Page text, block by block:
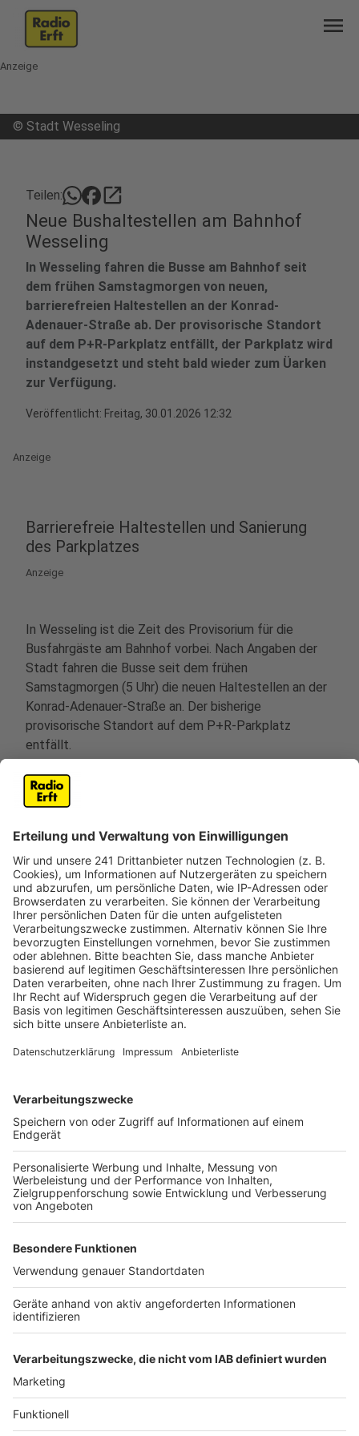
menu
Anzeige
© Stadt Wesseling
Teilen: open_in_new
Neue Bushaltestellen am Bahnhof
Wesseling
In Wesseling fahren die Busse am Bahnhof seit
dem frühen Samstagmorgen von neuen,
barrierefreien Haltestellen an der Konrad-
Adenauer-Straße ab. Der provisorische Standort
auf dem P+R-Parkplatz entfällt, der Parkplatz wird
instandgesetzt und steht bald wieder zum Üarken
zur Verfügung.
Veröffentlicht: Freitag, 30.01.2026 12:32
Anzeige
Barrierefreie Haltestellen und Sanierung
des Parkplatzes
Anzeige
In Wesseling ist die Zeit des Provisorium für die
Busfahrgäste am Bahnhof vorbei. Nach Angaben der
Stadt fahren die Busse seit dem frühen
Samstagmorgen (5 Uhr) die neuen Haltestellen an der
Konrad-Adenauer-Straße an. Der bisherige
provisorische Standort auf dem P+R-Parkplatz
entfällt.
Die neuen Haltestellen sind barrierefrei und haben
moderne Wartehallen. Auch für Autofahrer ist das eine
instandgesetzt und kann danach wieder zum Parken
genutzt werden.
Die Abfahrten im Überblick
Die Busse der Linien 730 und 930 nach Sechtem
Bahnhof sowie der Linie 722 nach Keldenich fahren
einheitlich von der Südseite der Haltestelle (auf der
Bahnhofsseite) ab. Die Abfahrten erfolgen dort vom
Bussteig C.
An der Nordseite der Haltestelle, im Bereich der
Fußgängerzone Bahnhofstraße, starten die Fahrten
Keldenich (Bussteig D) und der Regionalbuslinien 930
und SB93 in Richtung Brühl (Bussteig B).
Weitere Themen von Rhein und Erft
Top-Werte für eezy.nrw-Ticket
Genehmigung für Rheinwasser-Leitung für
Tagebauseen ist da
Löwennachwuchs im Kölner Zoo ist gesund
Anzeige